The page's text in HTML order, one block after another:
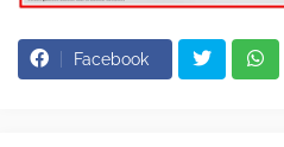
Facebook